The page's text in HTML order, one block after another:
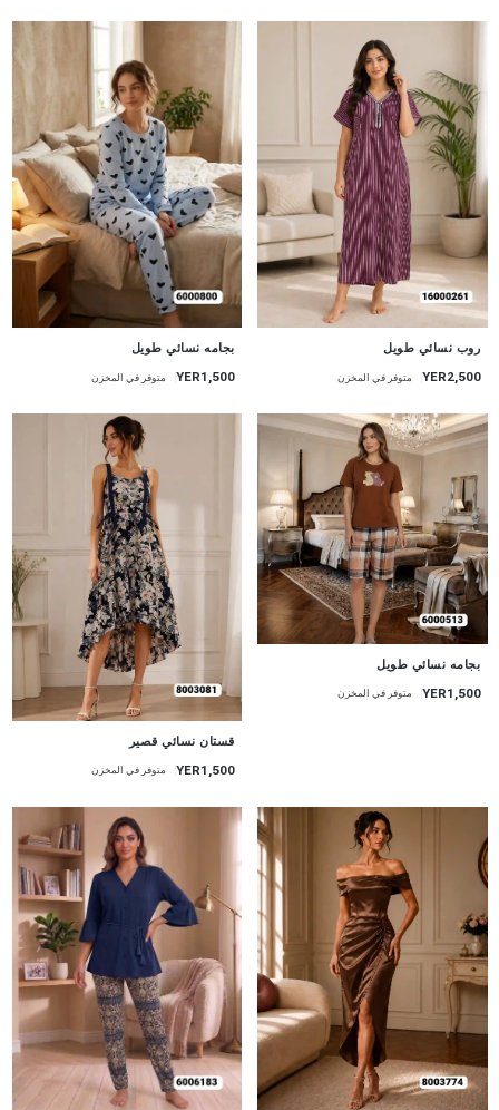
روب نسائي طويل
YER2,500 متوفر في المخزن
جديد
بجامه نسائي طويل
YER1,500 متوفر في المخزن
بجامه نسائي طويل
YER1,500 متوفر في المخزن
قستان نسائي قصير
YER1,500 متوفر في المخزن